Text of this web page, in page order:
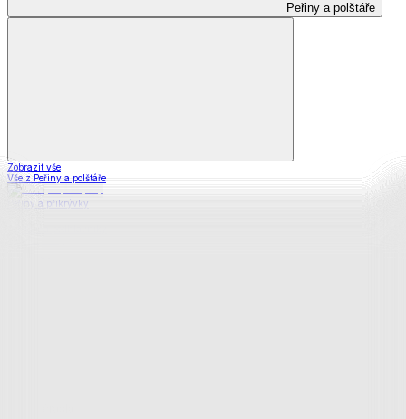
Peřiny a polštáře
Zobrazit vše
Vše z Peřiny a polštáře
Peřiny a přikrývky